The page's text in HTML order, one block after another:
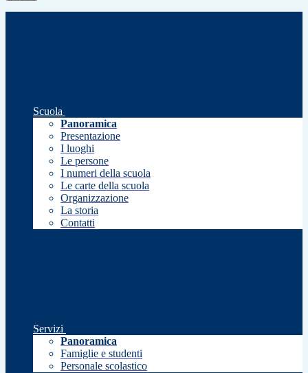
Scuola
Panoramica
Presentazione
I luoghi
Le persone
I numeri della scuola
Le carte della scuola
Organizzazione
La storia
Contatti
Servizi
Panoramica
Famiglie e studenti
Personale scolastico